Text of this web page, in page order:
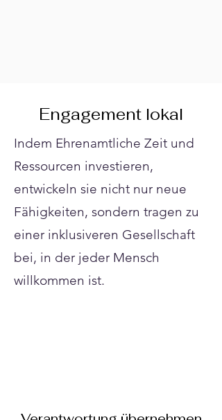
Engagement lokal
Indem Ehrenamtliche Zeit und
Ressourcen investieren,
entwickeln sie nicht nur neue
Fähigkeiten, sondern tragen zu
einer inklusiveren Gesellschaft
bei, in der jeder Mensch
willkommen ist.